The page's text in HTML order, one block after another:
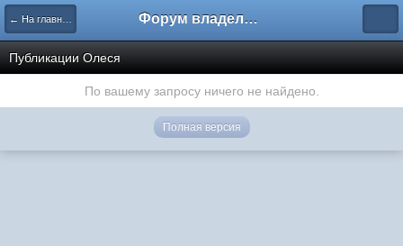
← На главную Форум владельцев интернет-магазинов
Публикации Олеся
По вашему запросу ничего не найдено.
Полная версия